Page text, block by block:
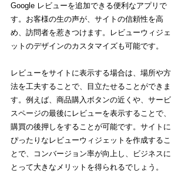
Google レビューを追加できる便利なアプリで
す。お客様の生の声が、サイトの信頼性を高
め、訪問者を惹きつけます。レビューウィジェ
ットのデザインのカスタマイズも可能です。
レビューをサイトに表示する場合は、場所や方
法を工夫することで、目立たせることができま
す。例えば、商品購入ボタンの近くや、サービ
スページの最後にレビューを表示することで、
購買の後押しをすることが可能です。サイトに
ぴったりなレビューウィジェットを作成するこ
とで、コンバージョン率が向上し、ビジネスに
とって大きなメリットを得られるでしょう。